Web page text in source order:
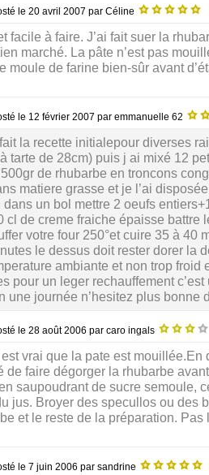
le 20 avril 2007 par Céline
facile à faire. J’ai fait suer la
marché. La pâte n’est pas
moule de farine bien-sûr avant
le 12 février 2007 par emmanuelle 62
la recette initialepour diverses
tarte de 28cm) puis j ai mixé 12
de rhubarbe en troncons
matiere grasse et je l’ai
un bol mettre 2 oeufs
cl de creme fraiche épaisse battre
votre four 250°et cuire 35 à 40
le dessus doit rester dorer la
ambiante et non trop froid
pour un leger rechauffement
une journée n’hesitez plus bonne
le 28 août 2006 par caro ingals
vrai que la pate est mouillée.En
de faire dégorger la rhubarbe
saupoudrant de sucre semoule,
jus. Broyer des specullos ou des
et le reste de la préparation.
le 7 juin 2006 par sandrine